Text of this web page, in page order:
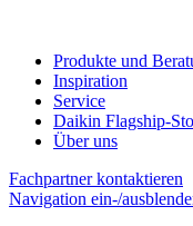
Produkte und
Inspiration
Service
Daikin Flagship-
Über uns
Fachpartner kontaktieren
Navigation ein-/